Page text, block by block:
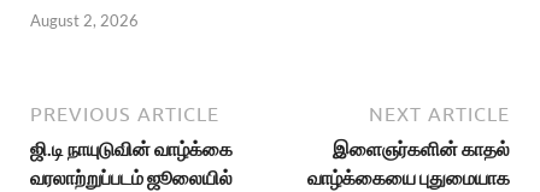
August 2, 2026
PREVIOUS ARTICLE
ஜி.டி நாயுடுவின் வாழ்க்கை
வரலாற்றுப்படம் ஜூலையில்
NEXT ARTICLE
இளைஞர்களின் காதல்
வாழ்க்கையை புதுமையாக